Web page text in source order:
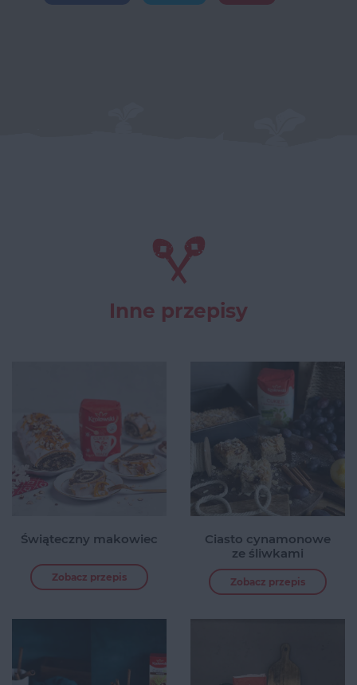
Inne przepisy
Świąteczny makowiec
Zobacz przepis
Ciasto cynamonowe
ze śliwkami
Zobacz przepis